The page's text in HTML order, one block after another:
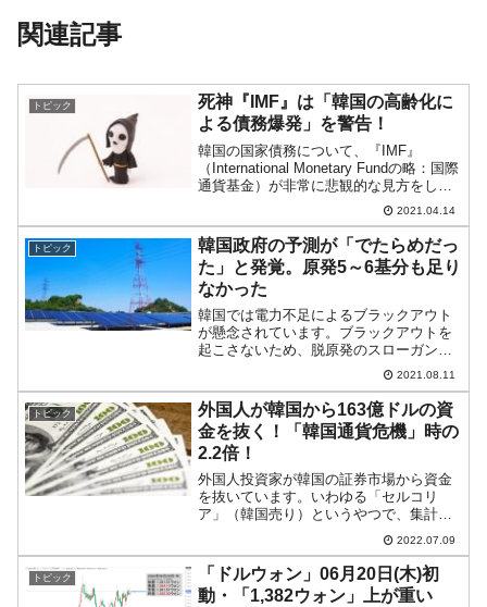
関連記事
トピック
死神『IMF』は「韓国の高齢化に
よる債務爆発」を警告！
韓国の国家債務について、『IMF』
（International Monetary Fundの略：国際
通貨基金）が非常に悲観的な見方をして
いることを先の記事でご紹介しました。
これを受けたかのような記事が
『Bloomberg』に出ました。『IM...
2021.04.14
トピック
韓国政府の予測が「でたらめだっ
た」と発覚。原発5～6基分も足り
なかった
韓国では電力不足によるブラックアウト
が懸念されています。ブラックアウトを
起こさないため、脱原発のスローガンを
投げ捨てて、無理矢理休止させていた原
発を再稼働するドタバタになっているの
ですが、ガックリする事実が明らかにな
りました。韓国政府の公表...
2021.08.11
トピック
外国人が韓国から163億ドルの資
金を抜く！「韓国通貨危機」時の
2.2倍！
外国人投資家が韓国の証券市場から資金
を抜いています。いわゆる「セルコリ
ア」（韓国売り）というやつで、集計結
果、その総額が大変なことになっている
ことが分かりました。アメリカ合衆国が
金融引き締め方向で動いており、政策金
利を上げていますのでこれは...
2022.07.09
トピック
「ドルウォン」06月20日(木)初
動・「1,382ウォン」上が重い